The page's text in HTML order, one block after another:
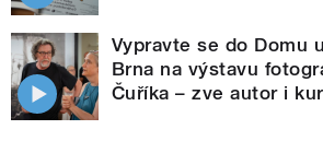
Vypravte se do Domu
Brna na výstavu
Čuříka – zve autor i